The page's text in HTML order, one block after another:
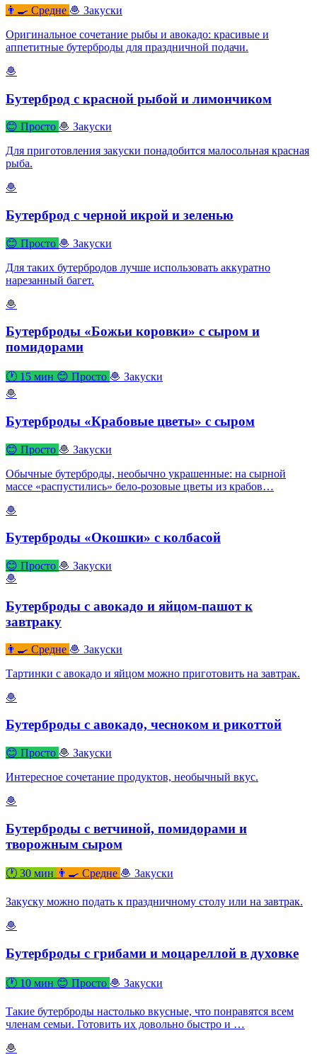
👨‍🍳 Средне 🧆 Закуски
Оригинальное сочетание рыбы и авокадо: красивые и
аппетитные бутерброды для праздничной подачи.
🧆
Бутерброд с красной рыбой и лимончиком
😊 Просто 🧆 Закуски
Для приготовления закуски понадобится малосольная красная
рыба.
🧆
Бутерброд с черной икрой и зеленью
😊 Просто 🧆 Закуски
Для таких бутербродов лучше использовать аккуратно
нарезанный багет.
🧆
Бутерброды «Божьи коровки» с сыром и
помидорами
🕐 15 мин 😊 Просто 🧆 Закуски
🧆
Бутерброды «Крабовые цветы» с сыром
😊 Просто 🧆 Закуски
Обычные бутерброды, необычно украшенные: на сырной
массе «распустились» бело-розовые цветы из крабов…
🧆
Бутерброды «Окошки» с колбасой
😊 Просто 🧆 Закуски
🧆
Бутерброды с авокадо и яйцом-пашот к
завтраку
👨‍🍳 Средне 🧆 Закуски
Тартинки с авокадо и яйцом можно приготовить на завтрак.
🧆
Бутерброды с авокадо, чесноком и рикоттой
😊 Просто 🧆 Закуски
Интересное сочетание продуктов, необычный вкус.
🧆
Бутерброды с ветчиной, помидорами и
творожным сыром
🕐 30 мин 👨‍🍳 Средне 🧆 Закуски
Закуску можно подать к праздничному столу или на завтрак.
🧆
Бутерброды с грибами и моцареллой в духовке
🕐 10 мин 😊 Просто 🧆 Закуски
Такие бутерброды настолько вкусные, что понравятся всем
членам семьи. Готовить их довольно быстро и …
🧆